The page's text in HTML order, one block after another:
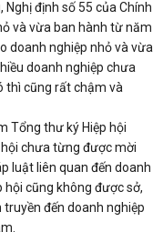
định số 55 của Chính
và vừa ban hành từ năm
doanh nghiệp nhỏ và vừa
doanh nghiệp chưa
thì cũng rất chậm và
Tổng thư ký Hiệp hội
hội chưa từng được mời
luật liên quan đến doanh
hội cũng không được sở,
đến doanh nghiệp